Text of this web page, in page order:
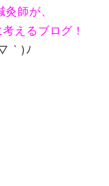
師が、
えるブログ！
` )ﾉ